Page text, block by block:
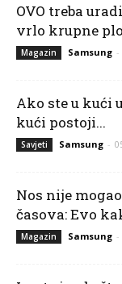
OVO treba
vrlo krupne
Magazin Samsung -
Ako ste u kući
kući postoji...
Savjeti Samsung -
Nos nije
časova: Evo
Magazin Samsung -